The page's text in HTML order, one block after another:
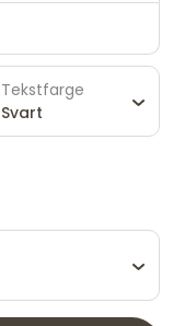
Tekstfarge
Svart